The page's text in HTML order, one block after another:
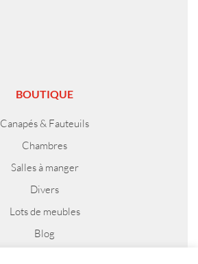
BOUTIQUE
Canapés & Fauteuils
Chambres
Salles à manger
Divers
Lots de meubles
Blog